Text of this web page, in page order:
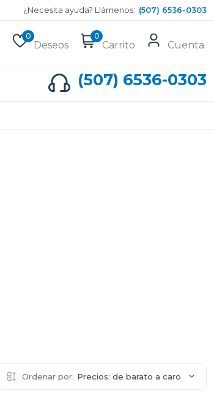
¿Necesita ayuda? Llámenos: (507) 6536-0303
0
Deseos
0
Carrito Cuenta
(507) 6536-0303
Ordenar por: Precios: de barato a caro